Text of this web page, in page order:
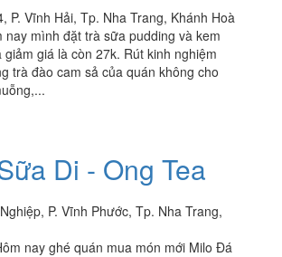
Sữa Pozaa Tea -
P. Vĩnh Hải, Tp. Nha Trang, Khánh Hoà
nay mình đặt trà sữa pudding và kem
giảm giá là còn 27k. Rút kinh nghiệm
trà đào cam sả của quán không cho